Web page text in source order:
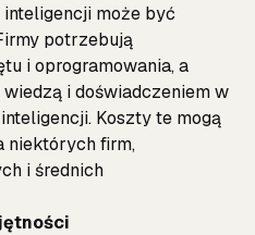
może być
potrzebują
i oprogramowania, a
i doświadczeniem w
Koszty te mogą
niektórych firm,
i średnich